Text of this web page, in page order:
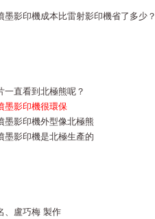
墨影印機成本比雷射影印機省了多少？
一直看到北極熊呢？
墨影印機很環保
墨影印機外型像北極熊
墨影印機是北極生產的
、盧巧梅 製作